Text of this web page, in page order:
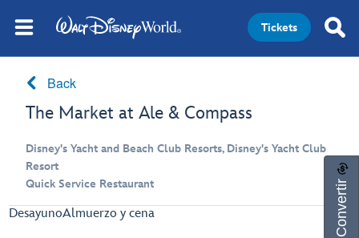
Tickets
Back
The Market at Ale & Compass
Disney's Yacht and Beach Club Resorts, Disney's Yacht Club
Resort
Quick Service Restaurant
DesayunoAlmuerzo y cena Convertir